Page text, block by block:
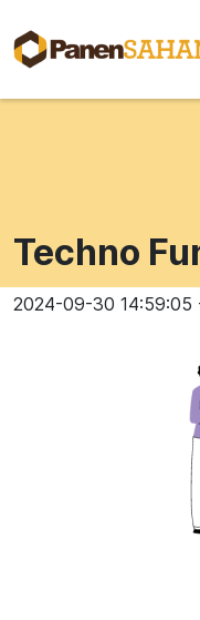
Techno
2024-09-30 14:59:05